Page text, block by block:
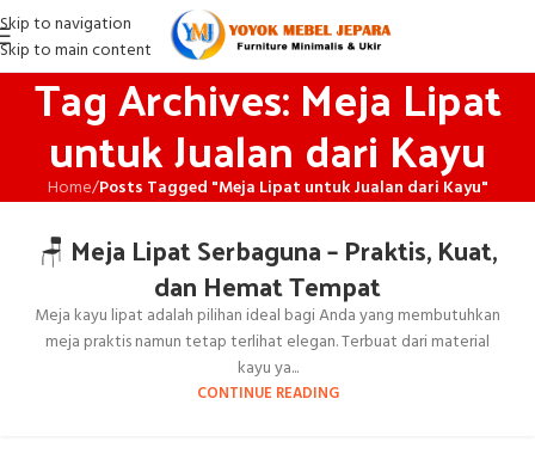
Skip to navigation
Skip to main content
Tag Archives: Meja Lipat
untuk Jualan dari Kayu
Home/Posts Tagged "Meja Lipat untuk Jualan dari Kayu"
🪑 Meja Lipat Serbaguna – Praktis, Kuat,
dan Hemat Tempat
Meja kayu lipat adalah pilihan ideal bagi Anda yang membutuhkan
meja praktis namun tetap terlihat elegan. Terbuat dari material
kayu ya...
CONTINUE READING